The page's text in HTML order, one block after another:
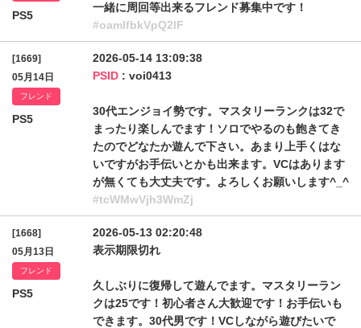
PS5
一緒に周回等出来るフレンド募集中です！
#oamlfbkVpQ2lF
[1669]
05月14日
フレンド
PS5
2026-05-14 13:09:38
PSID : voi0413
30代エンジョイ勢です。マスタリーランクは32で
まったり楽しんでます！ソロでやるのも飽きてき
たのでどなたか遊んで下さい。あまり上手くはな
いですがお手伝いとかも出来ます。VCはあります
が無くても大丈夫です。よろしくお願いします^_^
#tcWMwVjh3WmZj
[1668]
05月13日
フレンド
PS5
2026-05-13 02:20:48
表示期限切れ
久しぶりに復帰して遊んでます。マスタリーラン
クは25です！初心者さん大歓迎です！お手伝いも
できます。30代男です！VCしながら遊びたいで